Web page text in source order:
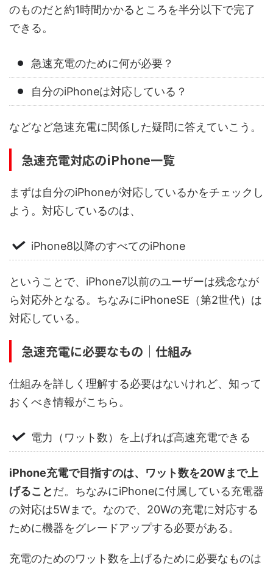
のものだと約1時間かかるところを半分以下で完了
できる。
急速充電のために何が必要？
自分のiPhoneは対応している？
などなど急速充電に関係した疑問に答えていこう。
急速充電対応のiPhone一覧
まずは自分のiPhoneが対応しているかをチェックし
よう。対応しているのは、
iPhone8以降のすべてのiPhone
ということで、iPhone7以前のユーザーは残念なが
ら対応外となる。ちなみにiPhoneSE（第2世代）は
対応している。
急速充電に必要なもの｜仕組み
仕組みを詳しく理解する必要はないけれど、知って
おくべき情報がこちら。
電力（ワット数）を上げれば高速充電できる
iPhone充電で目指すのは、ワット数を20Wまで上
げることだ。ちなみにiPhoneに付属している充電器
の対応は5Wまで。なので、20Wの充電に対応する
ために機器をグレードアップする必要がある。
充電のためのワット数を上げるために必要なものは